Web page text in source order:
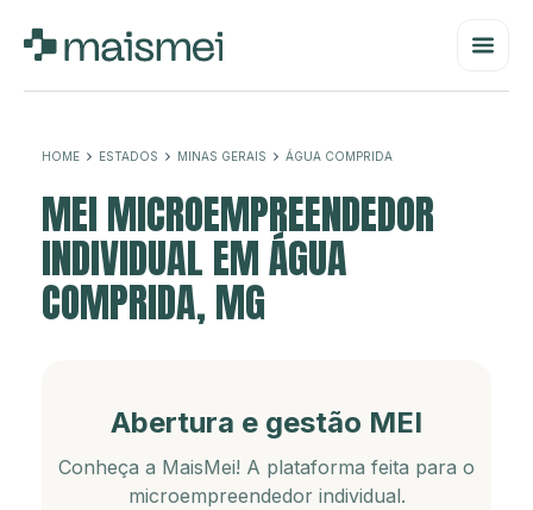
HOME ESTADOS MINAS GERAIS ÁGUA COMPRIDA
MEI MICROEMPREENDEDOR
INDIVIDUAL EM ÁGUA
COMPRIDA, MG
Abertura e gestão MEI
Conheça a MaisMei! A plataforma feita para o
microempreendedor individual.